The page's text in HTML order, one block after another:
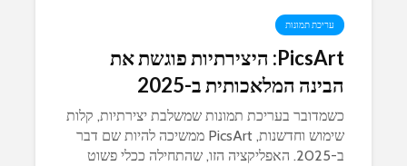
עריכת תמונות
PicsArt: היצירתיות פוגשת את
הבינה המלאכותית ב-2025
כשמדובר בעריכת תמונות שמשלבת יצירתיות, קלות
שימוש וחדשנות, PicsArt ממשיכה להיות שם דבר
ב-2025. האפליקציה הזו, שהתחילה ככלי פשוט